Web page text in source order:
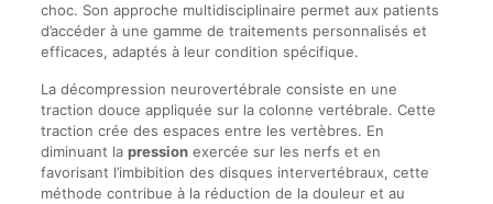
choc. Son approche multidisciplinaire permet aux patients
d’accéder à une gamme de traitements personnalisés et
efficaces, adaptés à leur condition spécifique.
La décompression neurovertébrale consiste en une
traction douce appliquée sur la colonne vertébrale. Cette
traction crée des espaces entre les vertèbres. En
diminuant la pressionexercée sur les nerfs et en
favorisant l’imbibition des disques intervertébraux, cette
méthode contribue à la réduction de la douleur et au